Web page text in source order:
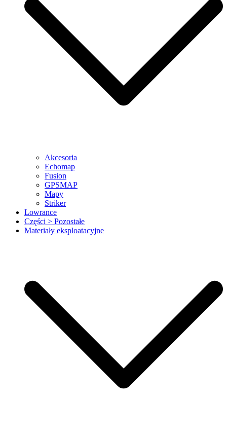
Akcesoria
Echomap
Fusion
GPSMAP
Mapy
Striker
Lowrance
Części > Pozostałe
Materiały eksploatacyjne